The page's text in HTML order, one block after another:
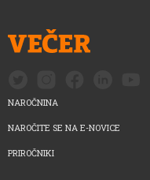
NAROČNINA
NAROČITE SE NA E-NOVICE
PRIROČNIKI